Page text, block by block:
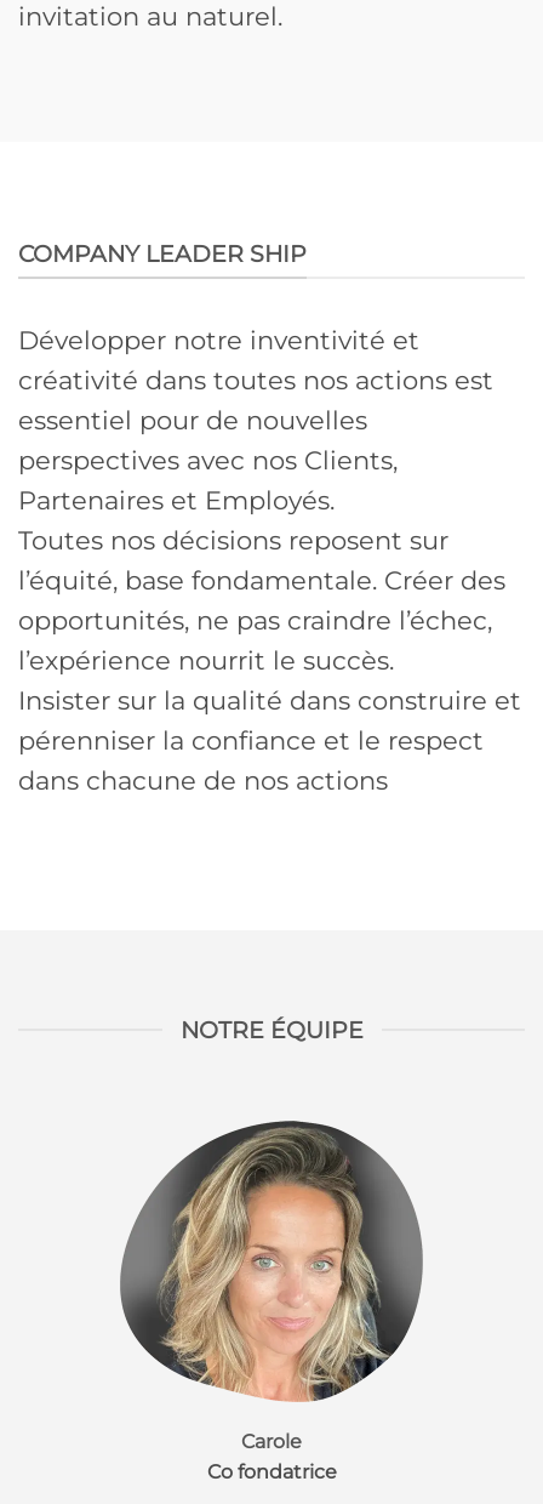
invitation au naturel.
COMPANY LEADER SHIP
Développer notre inventivité et
créativité dans toutes nos actions est
essentiel pour de nouvelles
perspectives avec nos Clients,
Partenaires et Employés.
Toutes nos décisions reposent sur
l’équité, base fondamentale. Créer des
opportunités, ne pas craindre l’échec,
l’expérience nourrit le succès.
Insister sur la qualité dans construire et
pérenniser la confiance et le respect
dans chacune de nos actions
NOTRE ÉQUIPE
Carole
Co fondatrice